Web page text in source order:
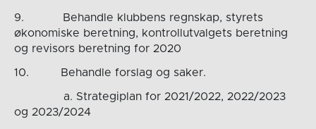
9. Behandle klubbens regnskap, styrets
økonomiske beretning, kontrollutvalgets beretning
og revisors beretning for 2020
10. Behandle forslag og saker.
a. Strategiplan for 2021/2022, 2022/2023
og 2023/2024